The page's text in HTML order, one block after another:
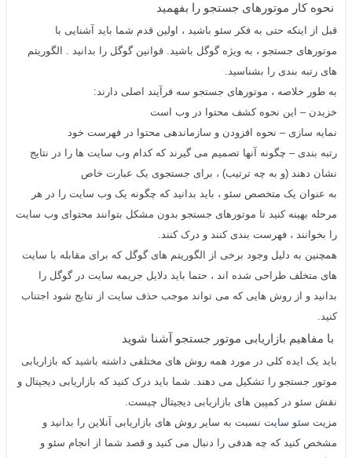
نحوه کار موتورهای جستجو را بفهمید
قبل از اینکه حتی به فکر سئو باشید ، اولین قدم شما باید آشنایی با
موتورهای جستجو ، به ویژه گوگل باشید. قوانین گوگل را بدانید . الگوریتم
های رتبه بندی را بشناسید.
به طور خلاصه ، موتورهای جستجو سه فرآیند اصلی دارند:
خزیدن – این نحوه کشف محتوا در وب است
نمایه سازی – نحوه افزودن و سازماندهی محتوا در فهرست خود
رتبه بندی – چگونه آنها تصمیم می گیرند که کدام وب سایت ها را در نتایج
نشان دهند (و به چه ترتیب) ، برای جستجوی یک عبارت خاص
به عنوان یک متخصص سئو ، باید بدانید که چگونه یک وب سایت را در هر
مرحله بهینه کنید تا موتورهای جستجو بدون مشکل بتوانند محتوای وب سایت
را بخوانند ، فهرست بندی کنند و درک کنند.
همچنین به دلیل وجود برخی از الگوریتم های گوگل که برای مقابله با سایت
های متخلف طراحی شده اند ، حتما باید دلایل جریمه سایت در گوگل را
بدانید و از روش هایی که می تواند موجب حذف سایت از نتایج شود اجتناب
کنید.
با مفاهیم بازاریابی موتور جستجو آشنا شوید
باید یک ایده کلی در مورد همه روش های مختلفی داشته باشید که بازاریابی
موتور جستجو را تشکیل می دهند. شما باید درک کنید که بازاریابی دیجیتال و
نقش سئو در کمپین های بازاریابی دیجیتال چیست.
مزیت سئو سایتنسبت به سایر روش های بازاریابی آنلاین را بدانید و
مشخص کنید که چه هدفی را دنبال می کنید و قصد شما از انجام سئو و